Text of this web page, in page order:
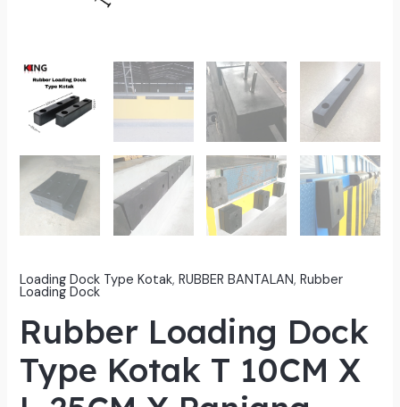
Loading Dock Type Kotak,RUBBER BANTALAN,Rubber
Loading Dock
Rubber Loading Dock
Type Kotak T 10CM X